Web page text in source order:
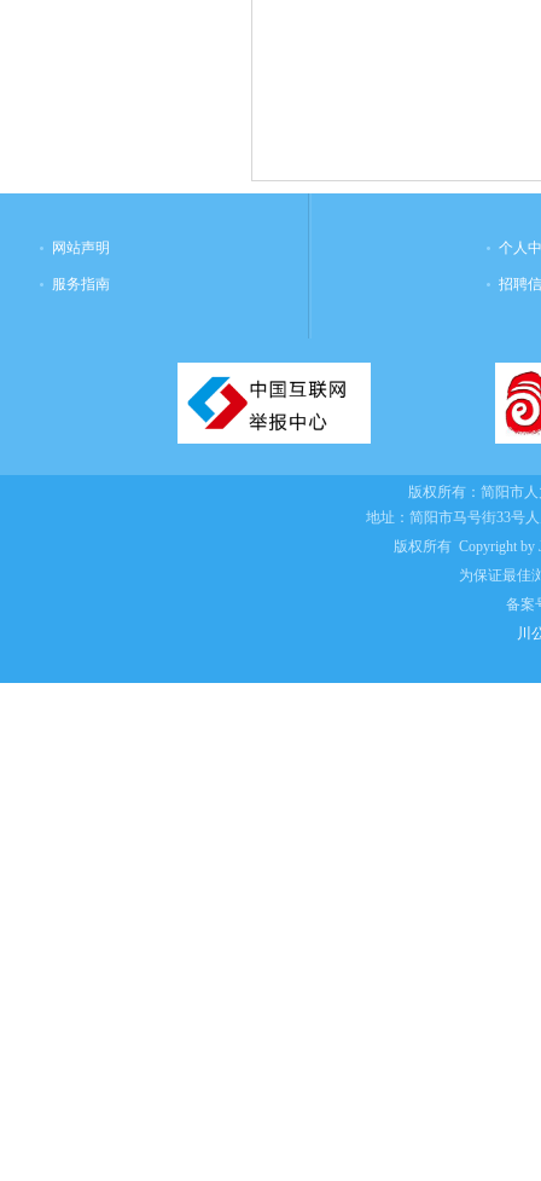
网站声明
服务指南
个人
招聘
版权所有：简阳市
地址：简阳市马号街33号
版权所有 Copyright by
为保证最佳
备案
川